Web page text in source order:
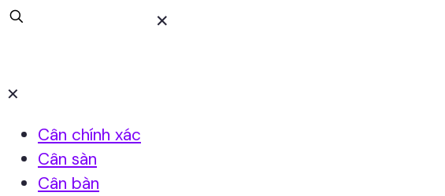
✕
✕
Cân chính xác
Cân sàn
Cân bàn